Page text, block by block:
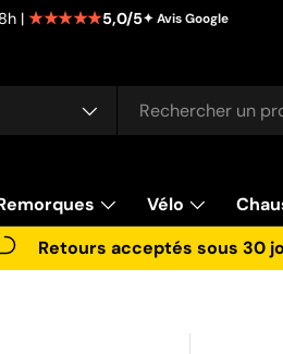
| ★★★★★5,0/5✦ Avis Google
Vélo
Retours acceptés sous 30